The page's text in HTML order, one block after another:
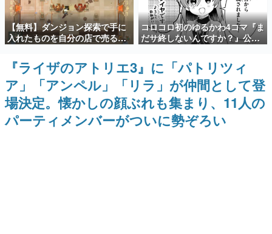
新世代に訊く
これからのデジタルゲーム市場を担う若きクリエイター達
の姿を追い、彼らのルーツと情熱を探っていきます。
ゲーム世代の作家たち
ゲームに多大な影響を受けた作家さんに取材し、ゲームが
日本のコンテンツ産業やカルチャーに与えた影響を探る企
画です。
日本モバイルゲーム産業史
日本のモバイルゲーム史における主要なトピック・タイト
【無料】ダンジョン探索で手に
入れたものを自分の店で売るゲ
ーム『Moonlighter』がSteam
にて無料配布中！続編
『Moonlighter 2』の9月2日正
式リリースを記念したキャンペ
ーン
コロコロ初のゆるかわ4コマ『ま
だサ終しないんですか？』公開
スタート。主人公は新入社員の
侘石ダイヤ、ゲーム会社を舞台
にトラブルへ対応する社員たち
を描く
『ライザのアトリエ3』に「パトリツィ
ア」「アンペル」「リラ」が仲間として登
場決定。懐かしの顔ぶれも集まり、11人の
パーティメンバーがついに勢ぞろい